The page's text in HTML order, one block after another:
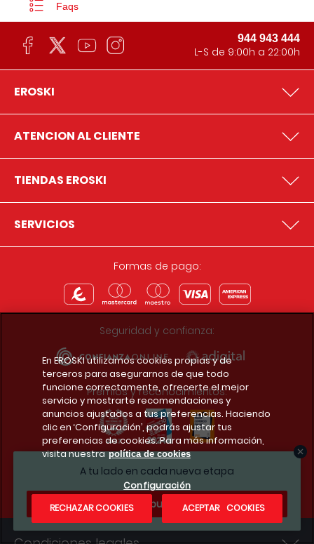
A tu lado en cada nueva etapa
¿Te apuntas?
Faqs
944 943 444
L-S de 9:00h a 22:00h
EROSKI
ATENCION AL CLIENTE
TIENDAS EROSKI
SERVICIOS
Formas de pago:
Seguridad y confianza:
Premios y reconocimientos:
Descarga la app del club
En EROSKI utilizamos cookies propias y de
terceros para asegurarnos de que todo
funcione correctamente, ofrecerte el mejor
servicio y mostrarte recomendaciones y
anuncios ajustados a tus preferencias. Haciendo
clic en ‘Configuración’, podrás ajustar tus
preferencias de cookies. Para más información,
visita nuestra política de cookies
Configuración
RECHAZAR COOKIES
ACEPTAR COOKIES